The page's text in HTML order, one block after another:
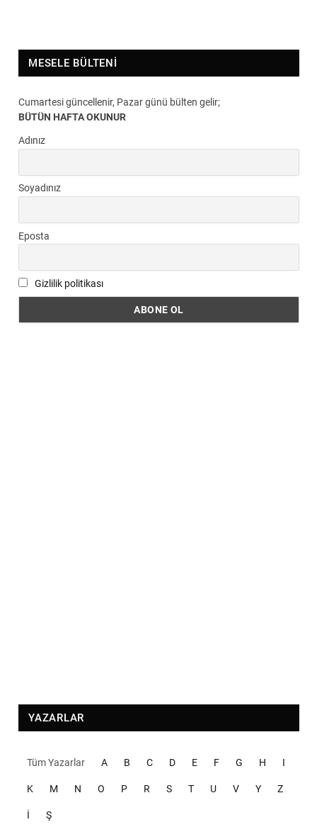
MESELE BÜLTENI
Cumartesi güncellenir, Pazar günü bülten gelir;
BÜTÜN HAFTA OKUNUR
Adınız
Soyadınız
Eposta
Gizlilik politikası
YAZARLAR
Tüm Yazarlar A B C D E F G H I
K M N O P R S T U V Y Z
İ Ş